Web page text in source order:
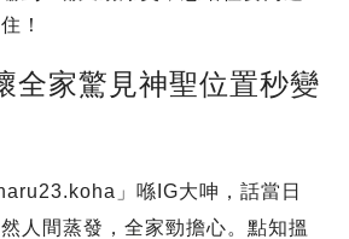
！
全家驚見神聖位置秒變
」喺IG大呻，話當日
人間蒸發，全家勁擔心。點知搵